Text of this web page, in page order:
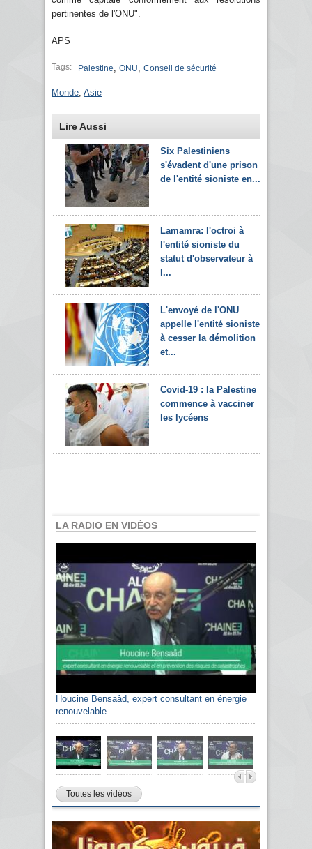
pertinentes de l'ONU".
APS
Tags: Palestine ONU Conseil de sécurité
Monde Asie
Lire Aussi
Six Palestiniens
s'évadent d'une prison
de l'entité sioniste en...
Lamamra: l'octroi à
l'entité sioniste du
statut d'observateur à
l...
L'envoyé de l'ONU
appelle l'entité sioniste
à cesser la démolition
et...
Covid-19 : la Palestine
commence à vacciner
les lycéens
LA RADIO EN VIDÉOS
Houcine Bensaâd, expert consultant en énergie
renouvelable
Toutes les vidéos